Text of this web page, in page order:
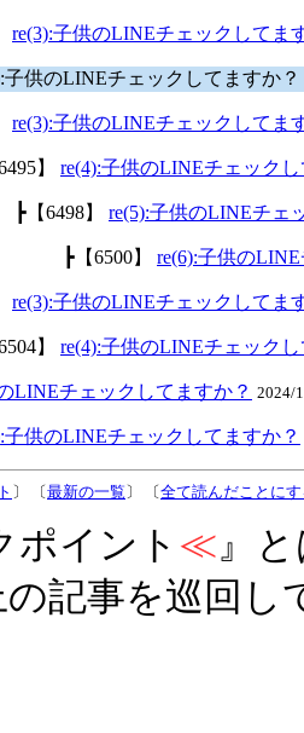
re(3):子供のLINEチェックしてま
子供のLINEチェックしてますか？
re(3):子供のLINEチェックしてま
】 re(4):子供のLINEチェック
┣【6498】 re(5):子供のLINEチェ
┣【6500】 re(6):子供の
re(3):子供のLINEチェックしてま
】 re(4):子供のLINEチェック
LINEチェックしてますか？ 2024/
子供のLINEチェックしてますか？
〕 〔最新の一覧 〕 〔全て読んだことに
イント ≪』
の記事を巡回